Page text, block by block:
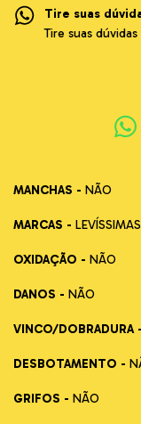
Tire suas
Tire suas
MANCHAS - NÃO
MARCAS - LEVÍSSIMAS
OXIDAÇÃO - NÃO
DANOS - NÃO
VINCO/DOBRADURA -
DESBOTAMENTO -
GRIFOS - NÃO